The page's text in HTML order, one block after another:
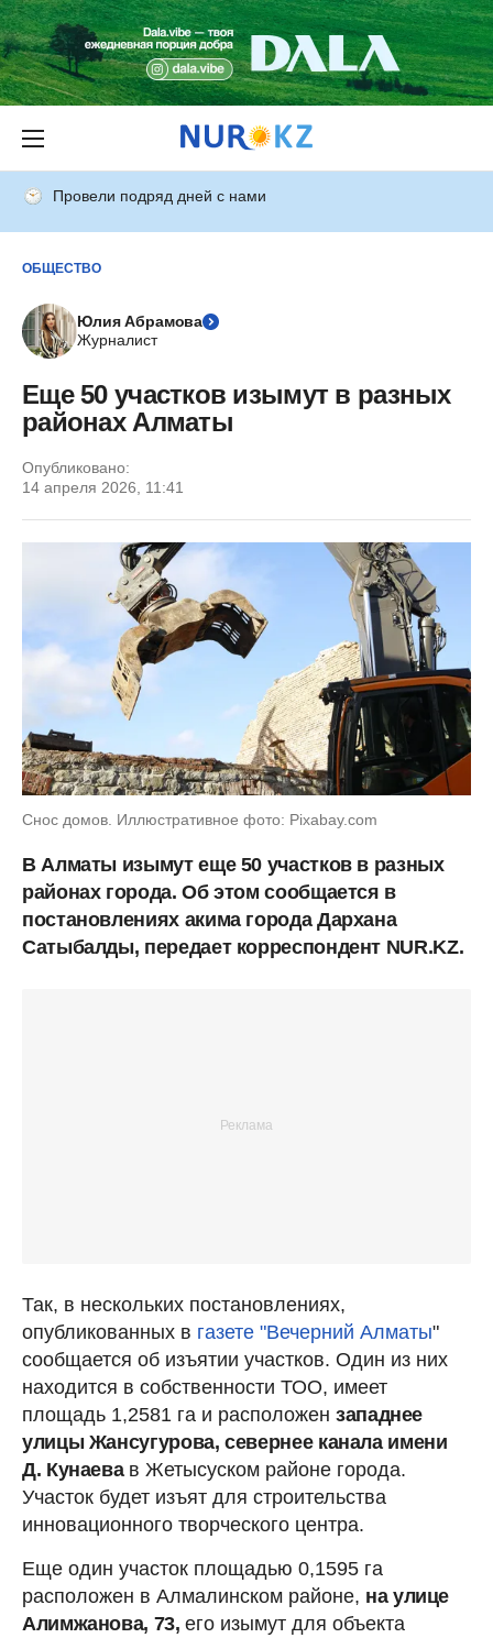
Провели подряд дней с нами
ОБЩЕСТВО
Юлия Абрамова
Журналист
Еще 50 участков изымут в разных
районах Алматы
Опубликовано:
14 апреля 2026, 11:41
Снос домов. Иллюстративное фото: Pixabay.com
В Алматы изымут еще 50 участков в разных
районах города. Об этом сообщается в
постановлениях акима города Дархана
Сатыбалды, передает корреспондент NUR.KZ.
Так, в нескольких постановлениях,
опубликованных в газете "Вечерний Алматы"
сообщается об изъятии участков. Один из них
находится в собственности ТОО, имеет
площадь 1,2581 га и расположен западнее
улицы Жансугурова, севернее канала имени
Д. Кунаевав Жетысуском районе города.
Участок будет изъят для строительства
инновационного творческого центра.
Еще один участок площадью 0,1595 га
расположен в Алмалинском районе, на улице
Алимжанова, 73,его изымут для объекта